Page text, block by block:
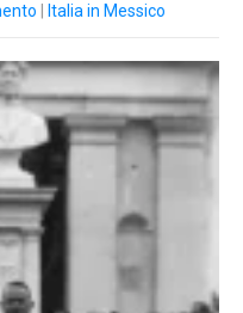
Italia in Messico